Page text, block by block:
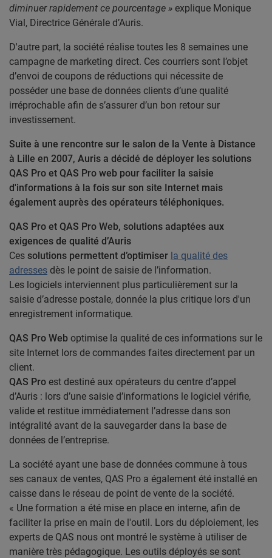
diminuer rapidement ce pourcentage » explique Monique
Vial, Directrice Générale d’Auris.
D'autre part, la société réalise toutes les 8 semaines une
campagne de marketing direct. Ces courriers sont l’objet
d’envoi de coupons de réductions qui nécessite de
posséder une base de données clients d’une qualité
irréprochable afin de s’assurer d’un bon retour sur
investissement.
Suite à une rencontre sur le salon de la Vente à Distance
à Lille en 2007, Auris a décidé de déployer les solutions
QAS Pro et QAS Pro web pour faciliter la saisie
d'informations à la fois sur son site Internet mais
également auprès des opérateurs téléphoniques.
QAS Pro et QAS Pro Web, solutions adaptées aux
exigences de qualité d’Auris
Ces solutions permettent d’optimiser la qualité des
adresses dès le point de saisie de l’information.
Les logiciels interviennent plus particulièrement sur la
saisie d’adresse postale, donnée la plus critique lors d'un
enregistrement informatique.
QAS Pro Web optimise la qualité de ces informations sur le
site Internet lors de commandes faites directement par un
client.
QAS Pro est destiné aux opérateurs du centre d’appel
d’Auris : lors d’une saisie d’informations le logiciel vérifie,
valide et restitue immédiatement l’adresse dans son
intégralité avant de la sauvegarder dans la base de
données de l’entreprise.
La société ayant une base de données commune à tous
ses canaux de ventes, QAS Pro a également été installé en
caisse dans le réseau de point de vente de la société.
« Une formation a été mise en place en interne, afin de
faciliter la prise en main de l'outil. Lors du déploiement, les
experts de QAS nous ont montré le système à utiliser de
manière très pédagogique. Les outils déployés se sont